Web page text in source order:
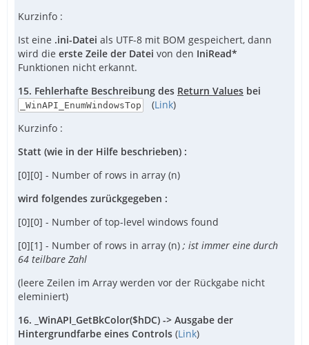
Kurzinfo :
Ist eine .ini-Datei als UTF-8 mit BOM gespeichert, dann
wird die erste Zeile der Datei von den IniRead*
Funktionen nicht erkannt.
15. Fehlerhafte Beschreibung des Return Values bei
_WinAPI_EnumWindowsTop (Link)
Kurzinfo :
Statt (wie in der Hilfe beschrieben) :
[0][0] - Number of rows in array (n)
wird folgendes zurückgegeben :
[0][0] - Number of top-level windows found
[0][1] - Number of rows in array (n) ; ist immer eine durch
64 teilbare Zahl
(leere Zeilen im Array werden vor der Rückgabe nicht
eleminiert)
16. _WinAPI_GetBkColor($hDC) -> Ausgabe der
Hintergrundfarbe eines Controls (Link)